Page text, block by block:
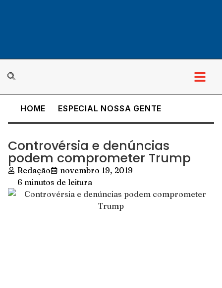
HOME ESPECIAL NOSSA GENTE
Controvérsia e denúncias
podem comprometer Trump
Redação
novembro 19, 2019
6 minutos de leitura